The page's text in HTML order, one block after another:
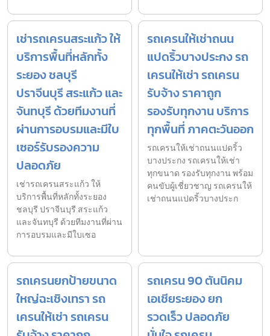
เช่ารถเครนสระแก้ว ให้
บริการพื้นที่หลักทั้ง
ระยอง ชลบุรี
ปราจีนบุรี สระแก้ว และ
จันทบุรี ด้วยทีมงานที่
ผ่านการอบรมและมีใบ
เซอร์รับรองความ
ปลอดภัย
เช่ารถเครนสระแก้ว ให้
บริการพื้นที่หลักทั้งระยอง
ชลบุรี ปราจีนบุรี สระแก้ว
และจันทบุรี ด้วยทีมงานที่ผ่าน
การอบรมและมีใบเซอ
รถเครนให้เช่าถนน
แปดริ้วบางประกง รถ
เครนให้เช่า รถเครน
รับจ้าง ราคาถูก
รองรับทุกงาน บริการ
ทุกพื้นที่ ภาคตะวันออก
รถเครนให้เช่าถนนแปดริ้ว
บางประกง รถเครนให้เช่า
ทุกขนาด รองรับทุกงาน พร้อม
คนขับผู้เชี่ยวชาญ รถเครนให้
เช่าถนนแปดริ้วบางประก
รถเครนยกป้ายขนาด
ใหญ่ฉะเชิงเทรา รถ
เครนให้เช่า รถเครน
รถเครน 90 ตันนิคม
เอเชียระยอง ยก
รวดเร็ว ปลอดภัย